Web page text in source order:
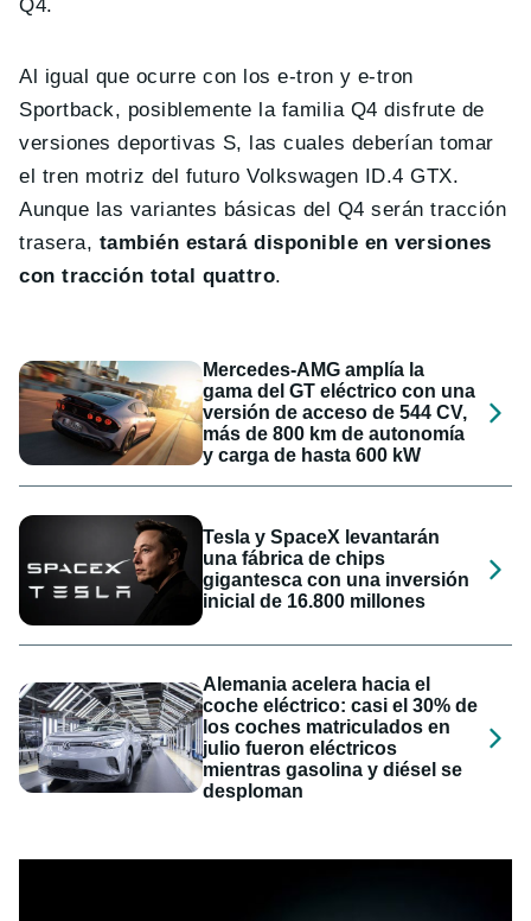
Q4.
Al igual que ocurre con los e-tron y e-tron
Sportback, posiblemente la familia Q4 disfrute de
versiones deportivas S, las cuales deberían tomar
el tren motriz del futuro Volkswagen ID.4 GTX.
Aunque las variantes básicas del Q4 serán tracción
trasera, también estará disponible en versiones
con tracción total quattro.
Mercedes-AMG amplía la
gama del GT eléctrico con una
versión de acceso de 544 CV,
más de 800 km de autonomía
y carga de hasta 600 kW
Tesla y SpaceX levantarán
una fábrica de chips
gigantesca con una inversión
inicial de 16.800 millones
Alemania acelera hacia el
coche eléctrico: casi el 30% de
los coches matriculados en
julio fueron eléctricos
mientras gasolina y diésel se
desploman